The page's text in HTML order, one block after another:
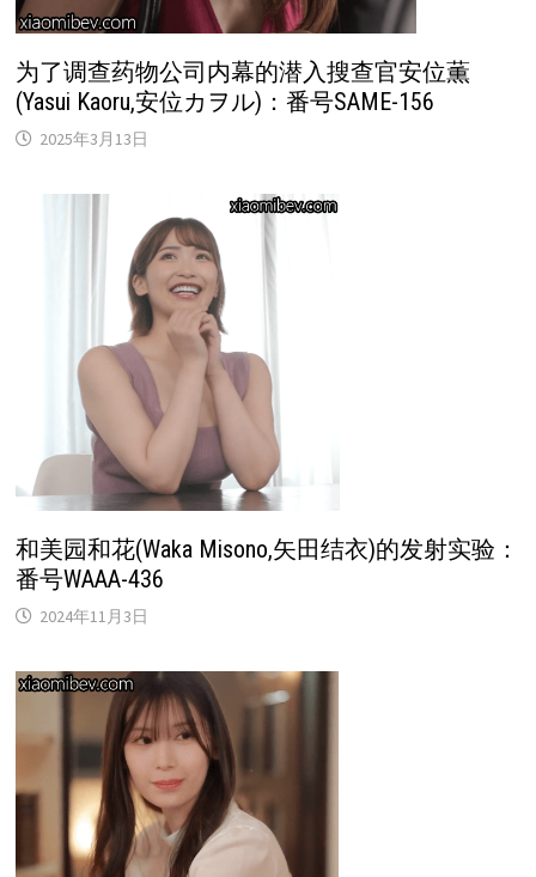
为了调查药物公司内幕的潜入搜查官安位薫
(Yasui Kaoru,安位カヲル)：番号SAME-156
2025年3月13日
和美园和花(Waka Misono,矢田结衣)的发射实验：
番号WAAA-436
2024年11月3日